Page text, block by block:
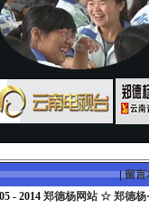
|留言
- 2014 郑德杨网站 ☆ 郑德杨